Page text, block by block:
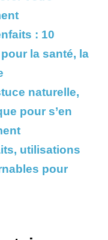
: 10
la santé, la
naturelle,
pour s’en
utilisations
pour